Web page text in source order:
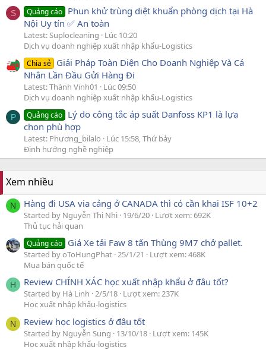
S Quảng cáo Phun khử trùng diệt khuẩn phòng dịch tại Hà
Nội Uy tín ✅ An toàn
Latest: Suplocleaning
Lúc 10:20
Dịch vụ doanh nghiệp xuất nhập khẩu-Logistics
Chia sẻ Giải Pháp Toàn Diện Cho Doanh Nghiệp Và Cá
Nhân Lần Đầu Gửi Hàng Đi
Latest: Thành Vinh01
Lúc 09:50
Dịch vụ doanh nghiệp xuất nhập khẩu-Logistics
P Quảng cáo Lý do công tắc áp suất Danfoss KP1 là lựa
chọn phù hợp
Latest: Phương_bilalo
Lúc 15:58, Thứ bảy
Định hướng nghề nghiệp
Xem nhiều
N Hàng đi USA via cảng ở CANADA thì có cần khai ISF 10+2
Started by Nguyễn Thị Nhi 19/6/20 Lượt xem: 692K
Thủ tục hải quan
Quảng cáo Giá Xe tải Faw 8 tấn Thùng 9M7 chở pallet.
Started by oToHungPhat 25/1/21
Lượt xem: 468K
Mua bán quốc tế
H Review CHÍNH XÁC học xuất nhập khẩu ở đâu tốt?
Started by Hà Linh 2/5/18 Lượt xem: 237K
Học xuất nhập khẩu-logistics
N Review học logistics ở đâu tốt
Started by Nguyễn Sung 13/10/18 Lượt xem: 145K
Học xuất nhập khẩu-logistics